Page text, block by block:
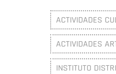
ACTIVIDADES
ACTIVIDADES
INSTITUTO